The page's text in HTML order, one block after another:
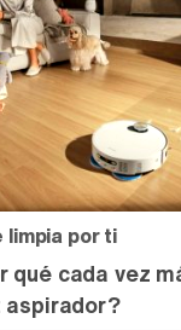
limpia por ti
qué cada vez
aspirador?